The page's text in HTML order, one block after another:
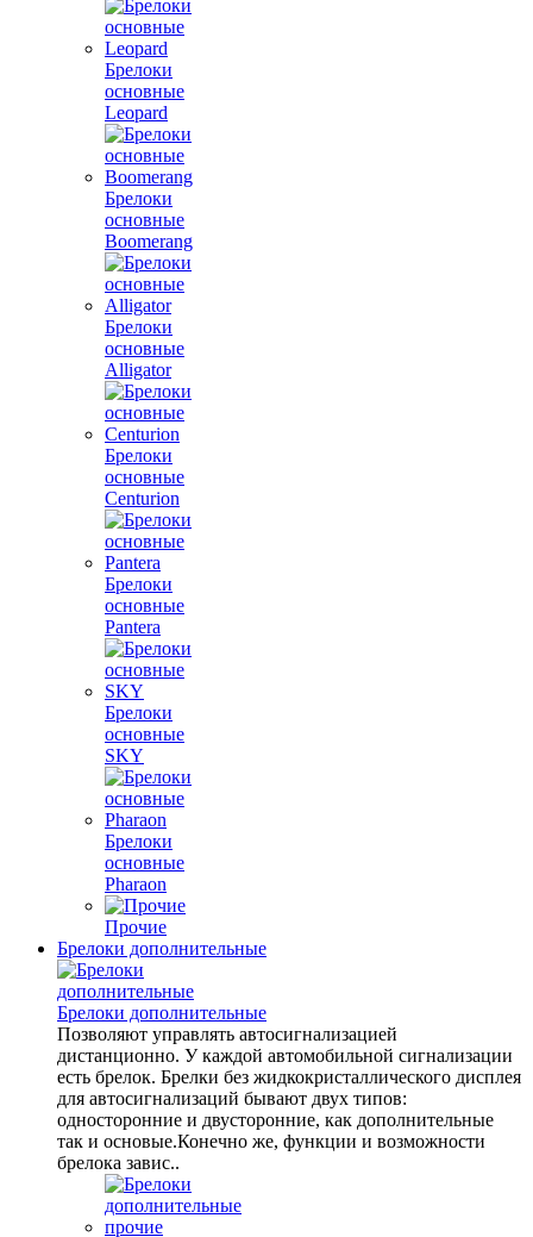
Брелоки
основные
Leopard
Брелоки
основные
Boomerang
Брелоки
основные
Alligator
Брелоки
основные
Centurion
Брелоки
основные
Pantera
Брелоки
основные
SKY
Брелоки
основные
Pharaon
Прочие
Брелоки дополнительные
Брелоки дополнительные
Позволяют управлять автосигнализацией
дистанционно. У каждой автомобильной сигнализации
есть брелок. Брелки без жидкокристаллического дисплея
для автосигнализаций бывают двух типов:
односторонние и двусторонние, как дополнительные
так и основые.Конечно же, функции и возможности
брелока завис..